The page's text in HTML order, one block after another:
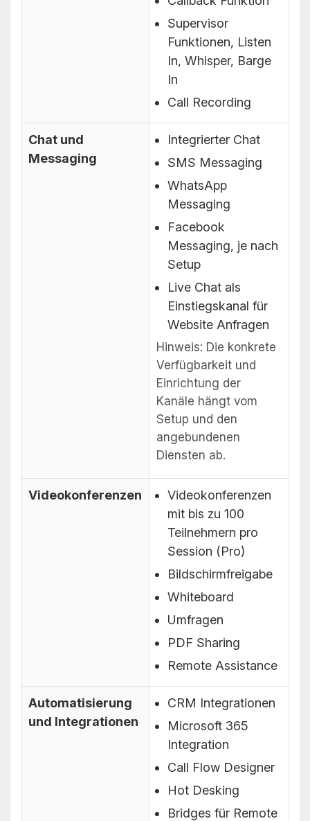
Supervisor
Funktionen, Listen
In, Whisper, Barge
In
Call Recording
Chat und
Messaging
Integrierter Chat
SMS Messaging
WhatsApp
Messaging
Facebook
Messaging, je nach
Setup
Live Chat als
Einstiegskanal für
Website Anfragen
Hinweis: Die konkrete
Verfügbarkeit und
Einrichtung der
Kanäle hängt vom
Setup und den
angebundenen
Diensten ab.
Videokonferenzen
Videokonferenzen
mit bis zu 100
Teilnehmern pro
Session (Pro)
Bildschirmfreigabe
Whiteboard
Umfragen
PDF Sharing
Remote Assistance
Automatisierung
und Integrationen
CRM Integrationen
Microsoft 365
Integration
Call Flow Designer
Hot Desking
Bridges für Remote